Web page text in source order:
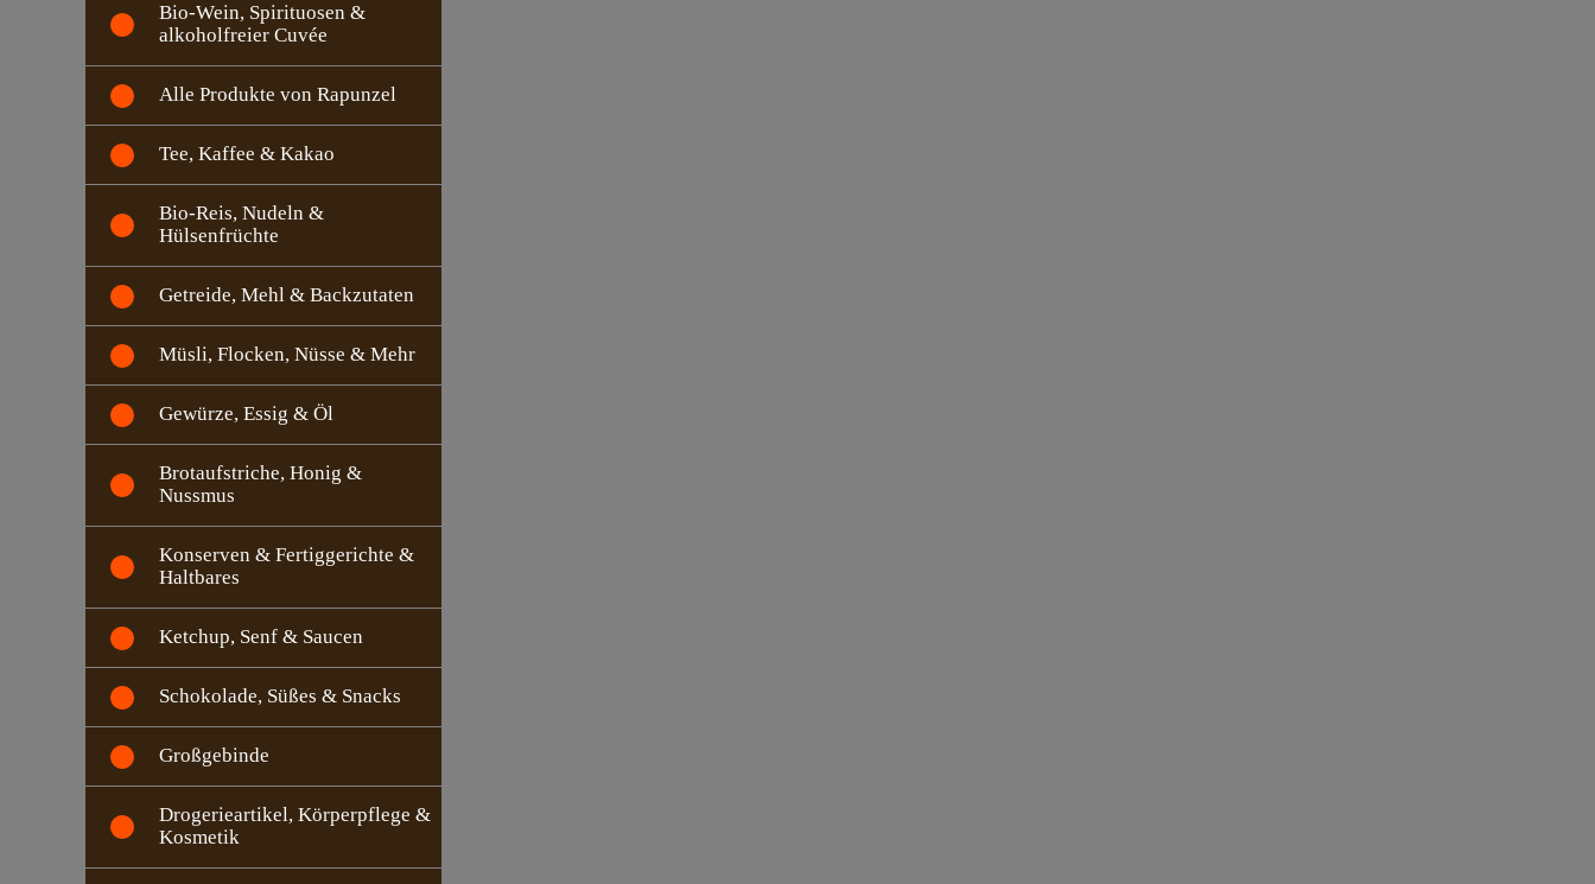
Bio-Wein, Spirituosen &
alkoholfreier Cuvée
Alle Produkte von Rapunzel
Tee, Kaffee & Kakao
Bio-Reis, Nudeln &
Hülsenfrüchte
Getreide, Mehl & Backzutaten
Müsli, Flocken, Nüsse & Mehr
Gewürze, Essig & Öl
Brotaufstriche, Honig &
Nussmus
Konserven & Fertiggerichte &
Haltbares
Ketchup, Senf & Saucen
Schokolade, Süßes & Snacks
Großgebinde
Drogerieartikel, Körperpflege &
Kosmetik